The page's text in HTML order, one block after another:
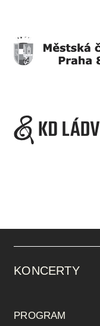
KONCERTY
PROGRAM